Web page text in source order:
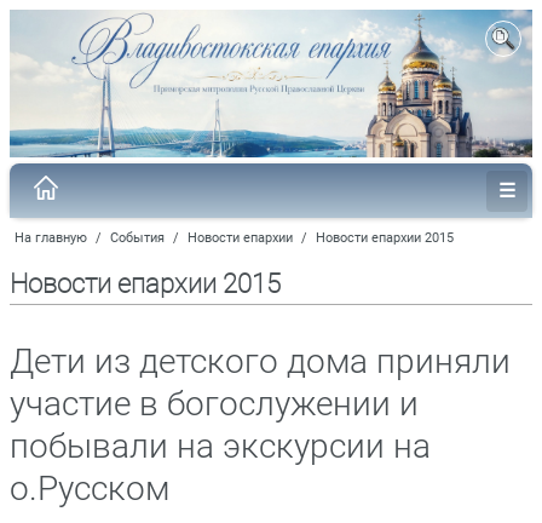
На главную / События / Новости епархии / Новости епархии 2015
Новости епархии 2015
Дети из детского дома приняли
участие в богослужении и
побывали на экскурсии на
о.Русском